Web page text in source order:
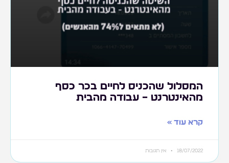
המסלול שהכניס לחיים בכר כסף
מהאינטרנט – עבודה מהבית
קרא עוד »
18/07/2022 אין תגובות